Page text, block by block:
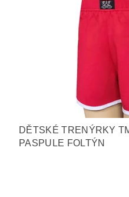
DĚTSKÉ TRENÝRKY
PASPULE FOLTÝN